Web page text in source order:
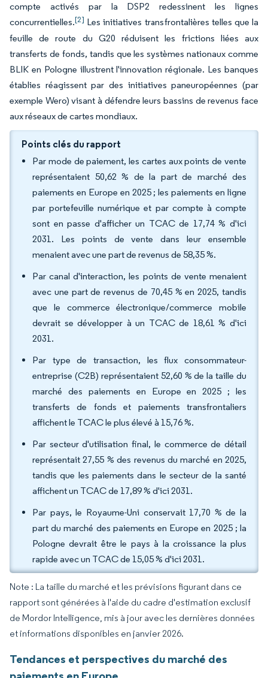
compte activés par la DSP2 redessinent les lignes
concurrentielles.[2] Les initiatives transfrontalières telles que la
feuille de route du G20 réduisent les frictions liées aux
transferts de fonds, tandis que les systèmes nationaux comme
BLIK en Pologne illustrent l'innovation régionale. Les banques
établies réagissent par des initiatives paneuropéennes (par
exemple Wero) visant à défendre leurs bassins de revenus face
aux réseaux de cartes mondiaux.
Points clés du rapport
Par mode de paiement, les cartes aux points de vente
représentaient 50,62 % de la part de marché des
paiements en Europe en 2025 ; les paiements en ligne
par portefeuille numérique et par compte à compte
sont en passe d'afficher un TCAC de 17,74 % d'ici
2031. Les points de vente dans leur ensemble
menaient avec une part de revenus de 58,35 %.
Par canal d'interaction, les points de vente menaient
avec une part de revenus de 70,45 % en 2025, tandis
que le commerce électronique/commerce mobile
devrait se développer à un TCAC de 18,61 % d'ici
2031.
Par type de transaction, les flux consommateur-
entreprise (C2B) représentaient 52,60 % de la taille du
marché des paiements en Europe en 2025 ; les
transferts de fonds et paiements transfrontaliers
affichent le TCAC le plus élevé à 15,76 %.
Par secteur d'utilisation final, le commerce de détail
représentait 27,55 % des revenus du marché en 2025,
tandis que les paiements dans le secteur de la santé
affichent un TCAC de 17,89 % d'ici 2031.
Par pays, le Royaume-Uni conservait 17,70 % de la
part du marché des paiements en Europe en 2025 ; la
Pologne devrait être le pays à la croissance la plus
rapide avec un TCAC de 15,05 % d'ici 2031.
Note : La taille du marché et les prévisions figurant dans ce
rapport sont générées à l'aide du cadre d'estimation exclusif
de Mordor Intelligence, mis à jour avec les dernières données
et informations disponibles en janvier 2026.
Tendances et perspectives du marché des